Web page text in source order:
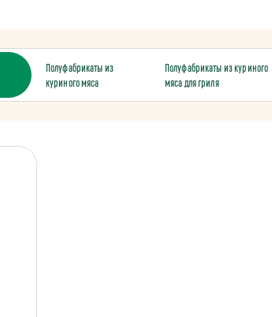
Полуфабрикаты из
куриного мяса
Полуфабрикаты из куриного
мяса для гриля